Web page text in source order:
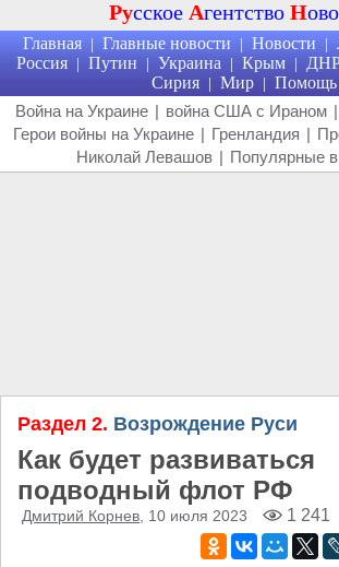
Русское Агентство Н
Главная | Главные новости | Новости |
Россия | Путин | Украина | Крым |
Сирия | Мир | Помощь
Война на Украине | война США с Ираном |
Герои войны на Украине | Гренландия |
Николай Левашов | Популярные
Раздел 2. Возрождение Руси
Как будет развиваться
подводный флот РФ
Дмитрий Корнев , 10 июля 2023 1 241